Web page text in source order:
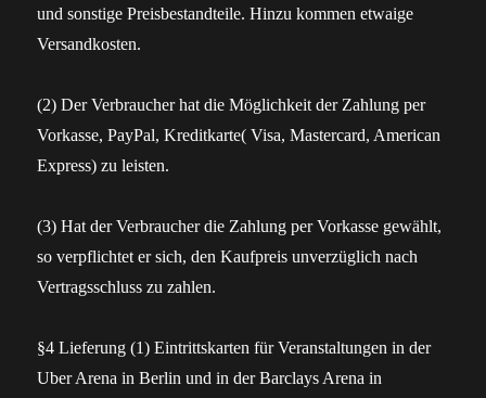
und sonstige Preisbestandteile. Hinzu kommen etwaige
Versandkosten.
(2) Der Verbraucher hat die Möglichkeit der Zahlung per
Vorkasse, PayPal, Kreditkarte( Visa, Mastercard, American
Express) zu leisten.
(3) Hat der Verbraucher die Zahlung per Vorkasse gewählt,
so verpflichtet er sich, den Kaufpreis unverzüglich nach
Vertragsschluss zu zahlen.
§4 Lieferung (1) Eintrittskarten für Veranstaltungen in der
Uber Arena in Berlin und in der Barclays Arena in